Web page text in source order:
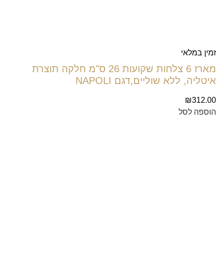
זמין במלאי
מארז 6 צלחות שקועות 26 ס"מ חלקה תוצרת
איטליה, ללא שוליים,דגם NAPOLI
₪312.00
הוספה לסל